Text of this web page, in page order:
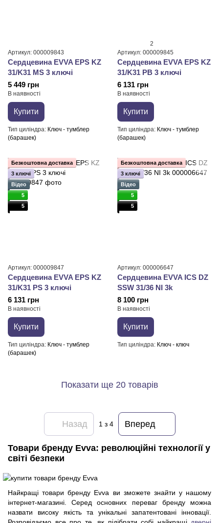
Артикул: 000009843
Сердцевина EVVA EPS KZ
31/K31 MS 3 ключі
5 449 грн
В наявності
Купити
Тип циліндра Ключ - тумблер
(барашек)
2
Артикул: 000009845
Сердцевина EVVA EPS KZ
31/K31 PB 3 ключі
6 131 грн
В наявності
Купити
Тип циліндра Ключ - тумблер
(барашек)
Безкоштовна доставка
3 ключі
Відео
5
5
Артикул: 000009847
Сердцевина EVVA EPS KZ
31/K31 PS 3 ключі
6 131 грн
В наявності
Купити
Тип циліндра Ключ - тумблер
(барашек)
Безкоштовна доставка
3 ключі
Відео
5
5
Артикул: 000006647
Сердцевина EVVA ICS DZ
SSW 31/36 NI 3k
8 100 грн
В наявності
Купити
Тип циліндра Ключ - ключ
Показати ще 20 товарів
Назад 1з 4 Вперед
Товари бренду Evva: революційні технології у
світі безпеки
Найкращі товари бренду Evva ви зможете знайти у нашому
інтернет-магазині. Серед основних переваг бренду можна
назвати високу якість та унікальні запатентовані інновації.